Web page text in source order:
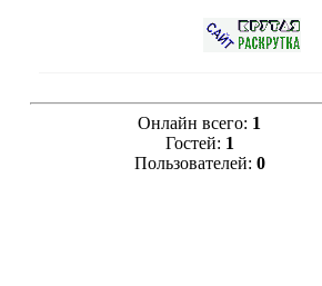
Онлайн всего: 1
Гостей: 1
Пользователей: 0